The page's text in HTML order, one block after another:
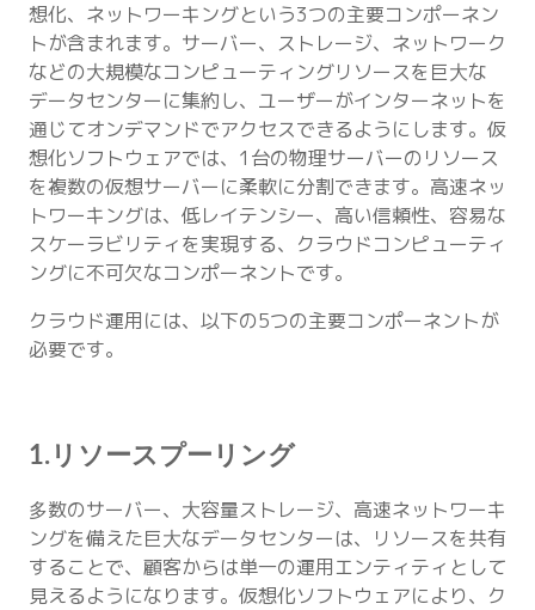
想化、ネットワーキングという3つの主要コンポーネン
トが含まれます。サーバー、ストレージ、ネットワーク
などの大規模なコンピューティングリソースを巨大な
データセンターに集約し、ユーザーがインターネットを
通じてオンデマンドでアクセスできるようにします。仮
想化ソフトウェアでは、1台の物理サーバーのリソース
を複数の仮想サーバーに柔軟に分割できます。高速ネッ
トワーキングは、低レイテンシー、高い信頼性、容易な
スケーラビリティを実現する、クラウドコンピューティ
ングに不可欠なコンポーネントです。
クラウド運用には、以下の5つの主要コンポーネントが
必要です。
1.リソースプーリング
多数のサーバー、大容量ストレージ、高速ネットワーキ
ングを備えた巨大なデータセンターは、リソースを共有
することで、顧客からは単一の運用エンティティとして
見えるようになります。仮想化ソフトウェアにより、ク